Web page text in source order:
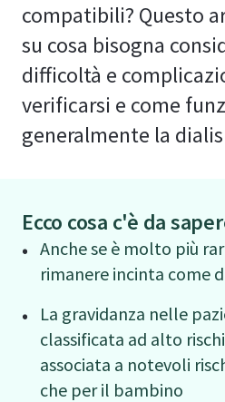
compatibili? Questo
su cosa bisogna
difficoltà e
verificarsi e come
generalmente la
Ecco cosa c'è da
Anche se è molto più
rimanere incinta come
La gravidanza nelle
classificata ad alto
associata a notevoli
che per il bambino